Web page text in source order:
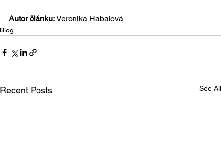
Autor článku: Veronika Habalová
Blog
Recent Posts See All